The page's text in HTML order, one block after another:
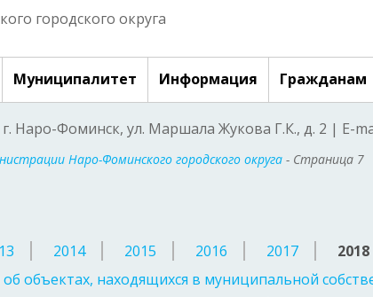
городского округа
Муниципалитет Информация Гражданам
г. Наро-Фоминск, ул. Маршала Жукова Г.К., д. 2 | E-
Наро-Фоминского городского округа - Страница 7
2014 2015 2016 2017 2018
объектах, находящихся в муниципальной